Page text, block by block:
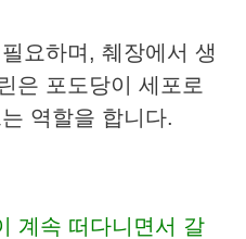
요하며, 췌장에서 생
은 포도당이 세포로
역할을 합니다.
계속 떠다니면서 갈